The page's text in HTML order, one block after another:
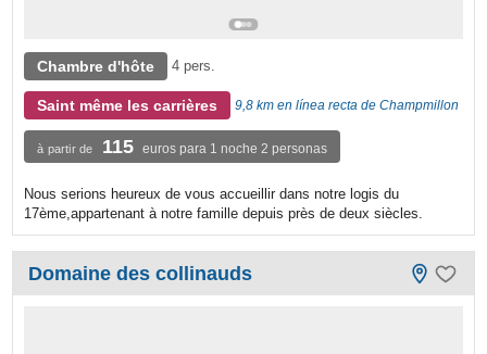
Chambre d'hôte 4 pers.
Saint même les carrières 9,8 km en línea recta de Champmillon
à partir de 115 euros para 1 noche 2 personas
Nous serions heureux de vous accueillir dans notre logis du
17ème,appartenant à notre famille depuis près de deux siècles.
Domaine des collinauds